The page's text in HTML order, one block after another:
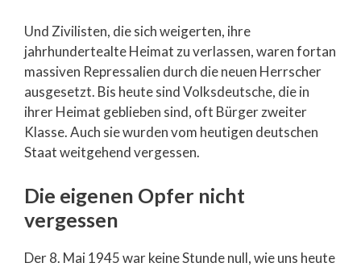
Und Zivilisten, die sich weigerten, ihre
jahrhundertealte Heimat zu verlassen, waren fortan
massiven Repressalien durch die neuen Herrscher
ausgesetzt. Bis heute sind Volksdeutsche, die in
ihrer Heimat geblieben sind, oft Bürger zweiter
Klasse. Auch sie wurden vom heutigen deutschen
Staat weitgehend vergessen.
Die eigenen Opfer nicht
vergessen
Der 8. Mai 1945 war keine Stunde null, wie uns heute